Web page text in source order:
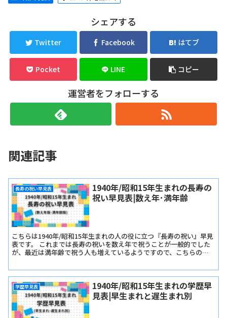
シェアする
Twitter Facebook はてブ
Pocket LINE コピー
運営者をフォローする
関連記事
長寿の祝い早見表
1940年/昭和15年生まれの長寿の
祝い早見表|数え年･満年齢
こちらは1940年/昭和15年生まれの人の役に立つ『長寿の祝い』早見
表です。 これまでは長寿の祝いを数え年で祝うことが一般的でした
が、最近は満年齢で祝う人も増えているようですので、こちらの早
年齢版』をご用意しました。
学歴早見表
1940年/昭和15年生まれの学歴早
見表|早生まれと遅生まれ別